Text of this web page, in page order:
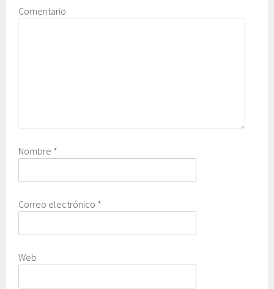
Comentario
Nombre *
Correo electrónico *
Web